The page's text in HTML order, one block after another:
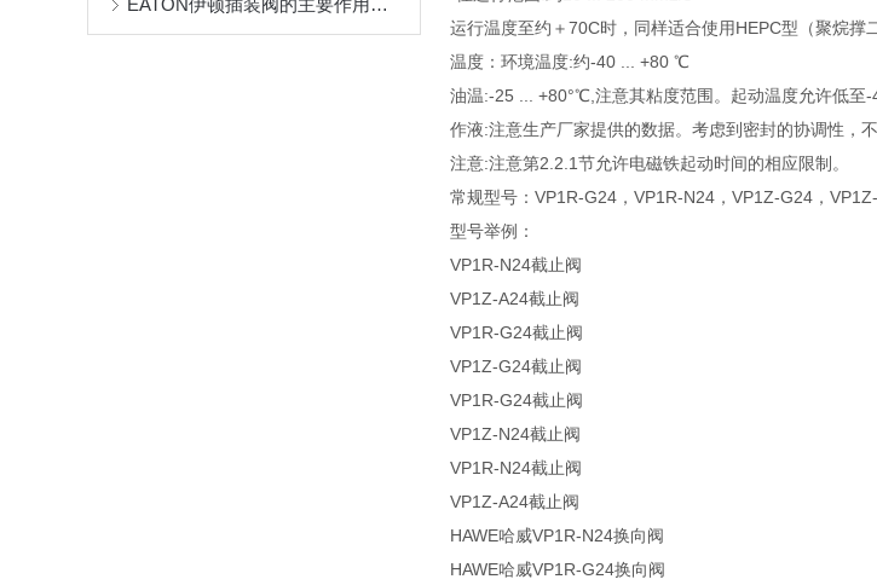
EATON伊顿插装阀的主要作用都有哪些？
运行温度至约＋70C时，同样适合使用HEPC型（聚烷撑
温度：环境温度:约-40 ... +80 ℃
油温:-25 ... +80°℃,注意其粘度范围。起动温度允许低
作液:注意生产厂家提供的数据。考虑到密封的协调性，
注意:注意第2.2.1节允许电磁铁起动时间的相应限制。
常规型号：VP1R-G24，VP1R-N24，VP1Z-G24，
型号举例：
VP1R-N24截止阀
VP1Z-A24截止阀
VP1R-G24截止阀
VP1Z-G24截止阀
VP1R-G24截止阀
VP1Z-N24截止阀
VP1R-N24截止阀
VP1Z-A24截止阀
HAWE哈威VP1R-N24换向阀
HAWE哈威VP1R-G24换向阀